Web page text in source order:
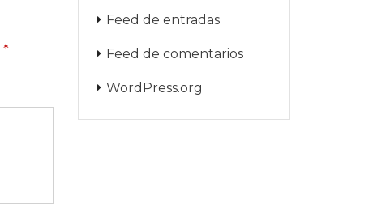
*
Feed de entradas
Feed de comentarios
WordPress.org